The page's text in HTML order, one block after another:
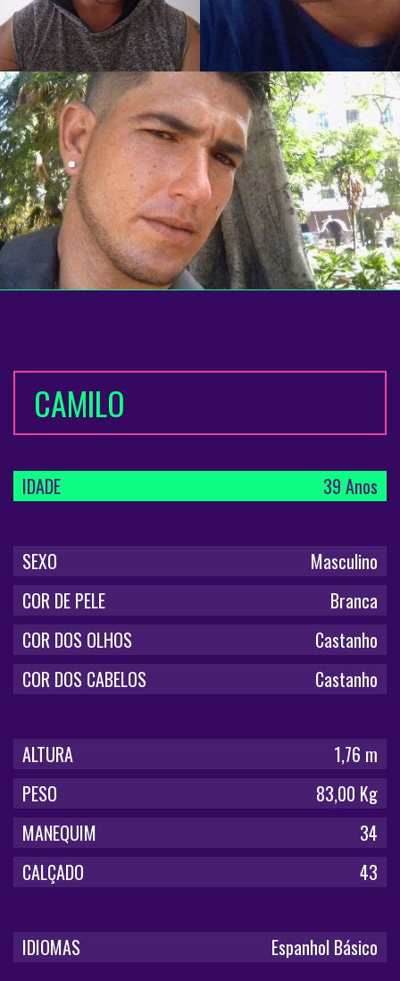
CAMILO
IDADE 39 Anos
SEXO
Masculino
COR DE PELE
Branca
COR DOS OLHOS
Castanho
COR DOS CABELOS
Castanho
ALTURA
1,76 m
PESO
83,00 Kg
MANEQUIM
34
CALÇADO
43
IDIOMAS Espanhol Básico